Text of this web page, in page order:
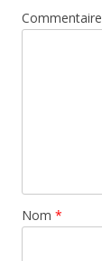
Commentaire
Nom *